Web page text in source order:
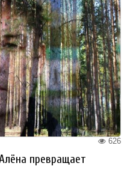
626
превращает